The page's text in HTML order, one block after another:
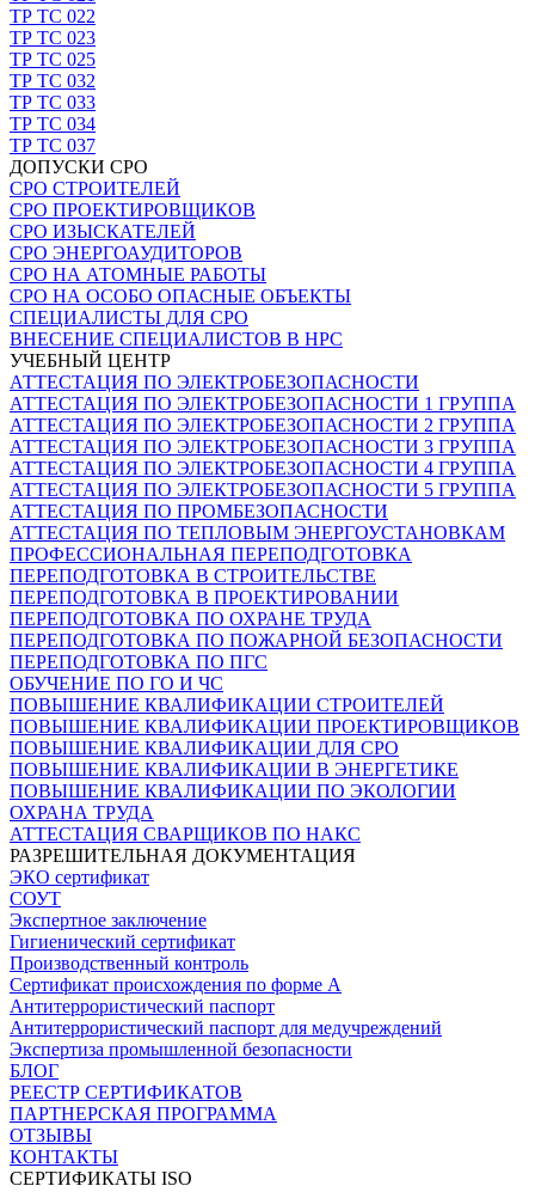
ТР ТС 022
ТР ТС 023
ТР ТС 025
ТР ТС 032
ТР ТС 033
ТР ТС 034
ТР ТС 037
ДОПУСКИ СРО
СРО СТРОИТЕЛЕЙ
СРО ПРОЕКТИРОВЩИКОВ
СРО ИЗЫСКАТЕЛЕЙ
СРО ЭНЕРГОАУДИТОРОВ
СРО НА АТОМНЫЕ РАБОТЫ
СРО НА ОСОБО ОПАСНЫЕ ОБЪЕКТЫ
СПЕЦИАЛИСТЫ ДЛЯ СРО
ВНЕСЕНИЕ СПЕЦИАЛИСТОВ В НРС
УЧЕБНЫЙ ЦЕНТР
АТТЕСТАЦИЯ ПО ЭЛЕКТРОБЕЗОПАСНОСТИ
АТТЕСТАЦИЯ ПО ЭЛЕКТРОБЕЗОПАСНОСТИ 1 ГРУППА
АТТЕСТАЦИЯ ПО ЭЛЕКТРОБЕЗОПАСНОСТИ 2 ГРУППА
АТТЕСТАЦИЯ ПО ЭЛЕКТРОБЕЗОПАСНОСТИ 3 ГРУППА
АТТЕСТАЦИЯ ПО ЭЛЕКТРОБЕЗОПАСНОСТИ 4 ГРУППА
АТТЕСТАЦИЯ ПО ЭЛЕКТРОБЕЗОПАСНОСТИ 5 ГРУППА
АТТЕСТАЦИЯ ПО ПРОМБЕЗОПАСНОСТИ
АТТЕСТАЦИЯ ПО ТЕПЛОВЫМ ЭНЕРГОУСТАНОВКАМ
ПРОФЕССИОНАЛЬНАЯ ПЕРЕПОДГОТОВКА
ПЕРЕПОДГОТОВКА В СТРОИТЕЛЬСТВЕ
ПЕРЕПОДГОТОВКА В ПРОЕКТИРОВАНИИ
ПЕРЕПОДГОТОВКА ПО ОХРАНЕ ТРУДА
ПЕРЕПОДГОТОВКА ПО ПОЖАРНОЙ БЕЗОПАСНОСТИ
ПЕРЕПОДГОТОВКА ПО ПГС
ОБУЧЕНИЕ ПО ГО И ЧС
ПОВЫШЕНИЕ КВАЛИФИКАЦИИ СТРОИТЕЛЕЙ
ПОВЫШЕНИЕ КВАЛИФИКАЦИИ ПРОЕКТИРОВЩИКОВ
ПОВЫШЕНИЕ КВАЛИФИКАЦИИ ДЛЯ СРО
ПОВЫШЕНИЕ КВАЛИФИКАЦИИ В ЭНЕРГЕТИКЕ
ПОВЫШЕНИЕ КВАЛИФИКАЦИИ ПО ЭКОЛОГИИ
ОХРАНА ТРУДА
АТТЕСТАЦИЯ СВАРЩИКОВ ПО НАКС
РАЗРЕШИТЕЛЬНАЯ ДОКУМЕНТАЦИЯ
ЭКО сертификат
СОУТ
Экспертное заключение
Гигиенический сертификат
Производственный контроль
Сертификат происхождения по форме А
Антитеррористический паспорт
Антитеррористический паспорт для медучреждений
Экспертиза промышленной безопасности
БЛОГ
РЕЕСТР СЕРТИФИКАТОВ
ПАРТНЕРСКАЯ ПРОГРАММА
ОТЗЫВЫ
КОНТАКТЫ
СЕРТИФИКАТЫ ISO